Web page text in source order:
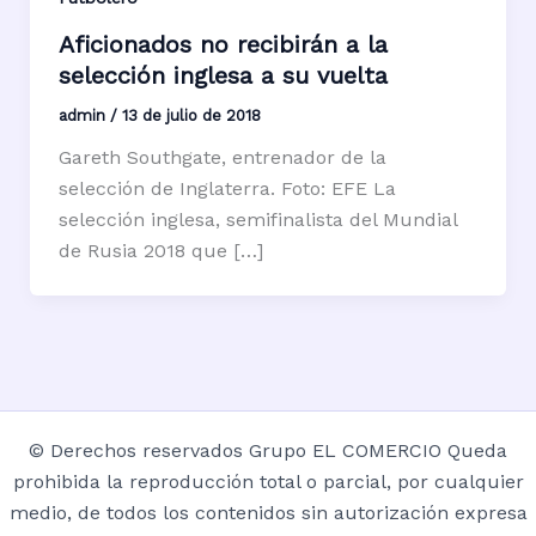
Aficionados no recibirán a la
selección inglesa a su vuelta
admin / 13 de julio de 2018
Gareth Southgate, entrenador de la
selección de Inglaterra. Foto: EFE La
selección inglesa, semifinalista del Mundial
de Rusia 2018 que […]
© Derechos reservados Grupo EL COMERCIO Queda
prohibida la reproducción total o parcial, por cualquier
medio, de todos los contenidos sin autorización expresa